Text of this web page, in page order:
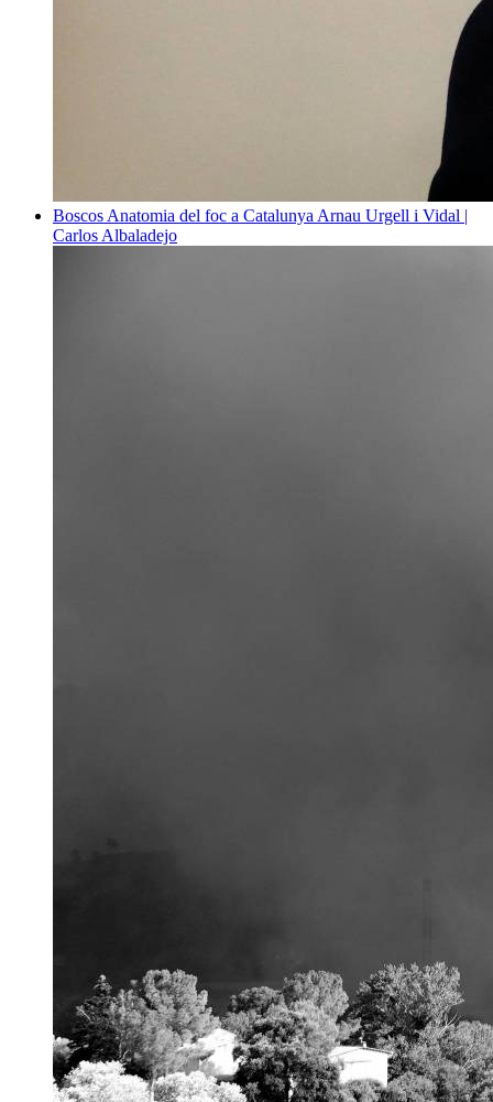
Boscos Anatomia del foc a Catalunya Arnau Urgell i Vidal |
Carlos Albaladejo